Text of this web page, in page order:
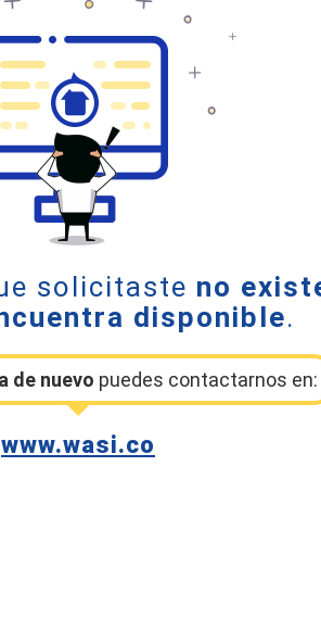
solicitaste no
disponible.
de nuevo puedes contactarnos en:
www.wasi.co